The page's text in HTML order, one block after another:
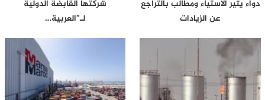
دواء يثير الاستياء ومطالب بالتراجع
عن الزيادات
شركتها القابضة الدولية
لـ”العربية…